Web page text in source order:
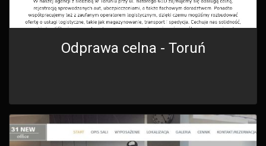
Odprawa celna - Toruń